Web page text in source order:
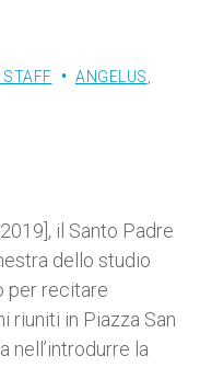
ANGELUS
il Santo Padre
dello studio
per recitare
riuniti in Piazza San
nell’introdurre la